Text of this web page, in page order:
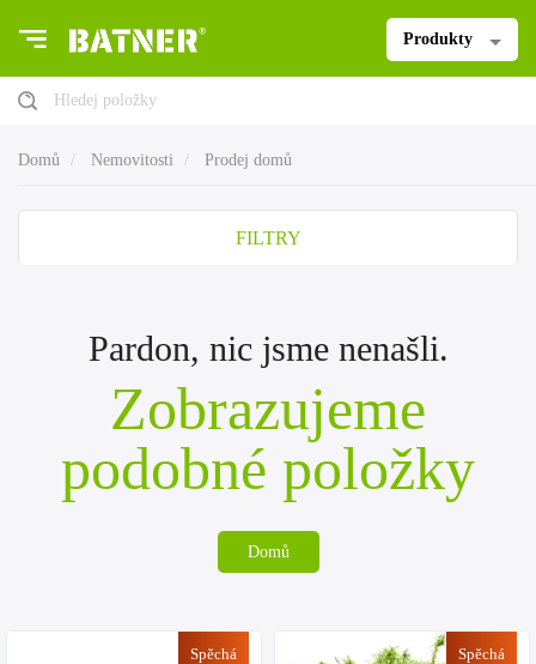
Produkty
Hledej položky
Domů Nemovitosti Prodej domů
FILTRY
Pardon, nic jsme nenašli.
Zobrazujeme
podobné položky
Domů
Spěchá Spěchá